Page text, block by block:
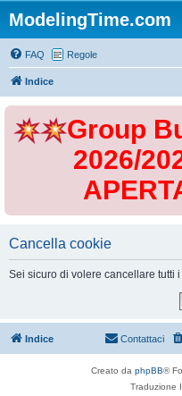
ModelingTime.com
FAQ Regole
Indice
Group
2026/
Cancella cookie
Sei sicuro di volere cancellare tutti
Indice Contattaci
Creato da phpBB®
Traduzione